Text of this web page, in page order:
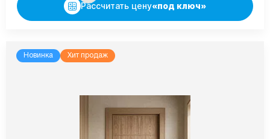
Рассчитать цену«под ключ»
Новинка Хит продаж